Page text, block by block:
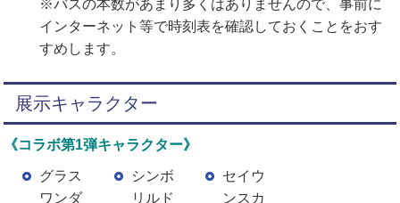
※バスの本数があまり多くはありませんので、事前に
インターネット等で時刻表を確認しておくことをおす
すめします。
展示キャラクター
《コラボ第1弾キャラクター》
グラス
ワンダ
シンボ
リルド
セイウ
ンスカ